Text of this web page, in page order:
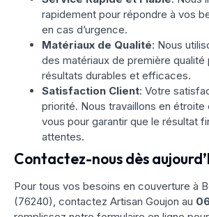
rapidement pour répondre à vos
en cas d’urgence.
Matériaux de Qualité: Nous
des matériaux de première qualité
résultats durables et efficaces.
Satisfaction Client: Votre
priorité. Nous travaillons en
vous pour garantir que le résultat
attentes.
Contactez-nous dès
Pour tous vos besoins en couverture à
(76240), contactez Artisan Goujon au